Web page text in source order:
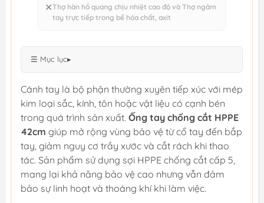
✕Thợ hàn hồ quang chịu nhiệt cao độ và Thợ ngâm
tay trực tiếp trong bể hóa chất, axit
☰ Mục lục▸
Cánh tay là bộ phận thường xuyên tiếp xúc với mép
kim loại sắc, kính, tôn hoặc vật liệu có cạnh bén
trong quá trình sản xuất. Ống tay chống cắt HPPE
42cm giúp mở rộng vùng bảo vệ từ cổ tay đến bắp
tay, giảm nguy cơ trầy xước và cắt rách khi thao
tác. Sản phẩm sử dụng sợi HPPE chống cắt cấp 5,
mang lại khả năng bảo vệ cao nhưng vẫn đảm
bảo sự linh hoạt và thoáng khí khi làm việc.